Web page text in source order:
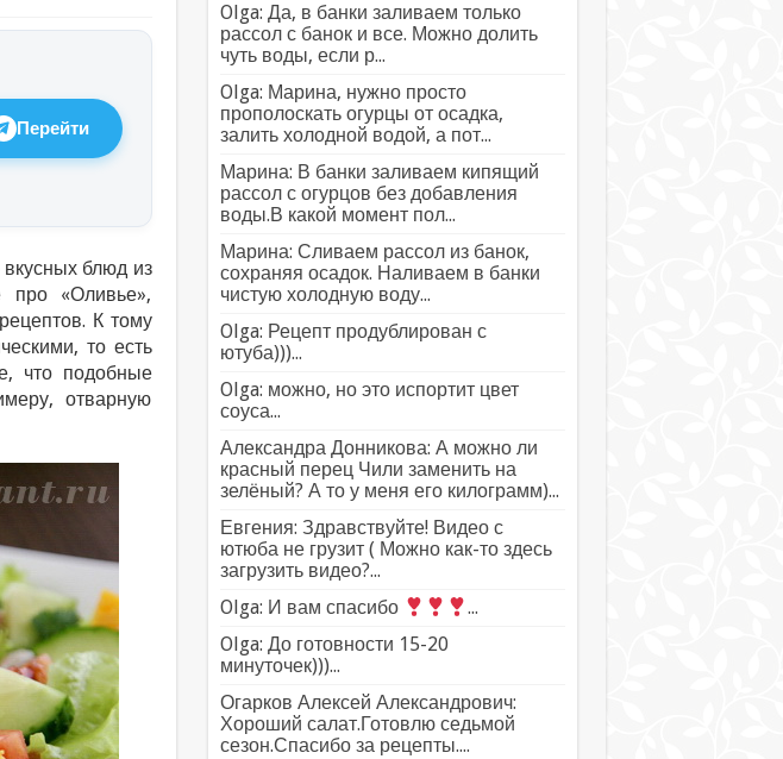
Перейти
вкусных блюд из
про «Оливье»,
К тому
то есть
что подобные
отварную
Olga: Да, в банки заливаем только
рассол с банок и все. Можно долить
чуть воды, если р...
Olga: Марина, нужно просто
прополоскать огурцы от осадка,
залить холодной водой, а пот...
Марина: В банки заливаем кипящий
рассол с огурцов без добавления
воды.В какой момент пол...
Марина: Сливаем рассол из банок,
сохраняя осадок. Наливаем в банки
чистую холодную воду...
Olga: Рецепт продублирован с
ютуба)))...
Olga: можно, но это испортит цвет
соуса...
Александра Донникова: А можно ли
красный перец Чили заменить на
зелёный? А то у меня его килограмм)...
Евгения: Здравствуйте! Видео с
ютюба не грузит ( Можно как-то здесь
загрузить видео?...
Olga: И вам спасибо
...
Olga: До готовности 15-20
минуточек)))...
Огарков Алексей Александрович:
Хороший салат.Готовлю седьмой
сезон.Спасибо за рецепты....